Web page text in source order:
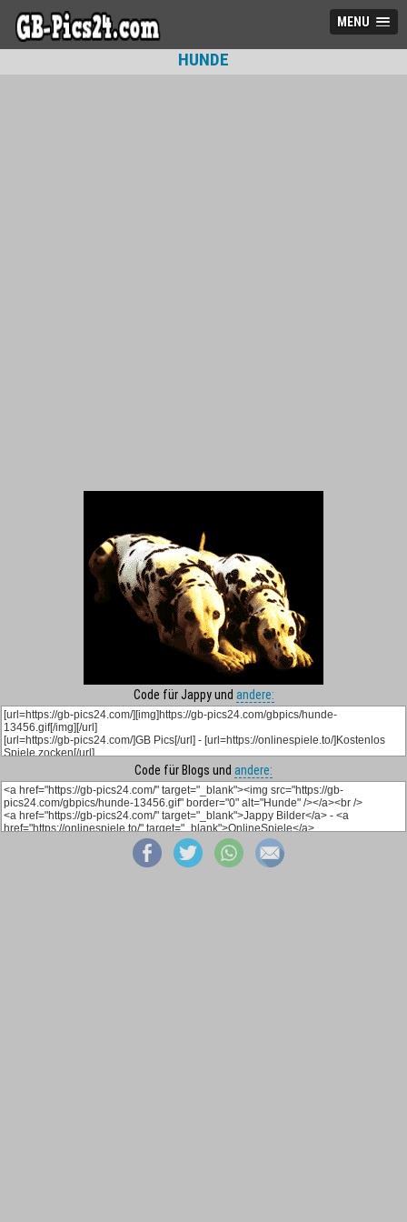
MENU
HUNDE
Code für Jappy und andere:
Code für Blogs und andere: